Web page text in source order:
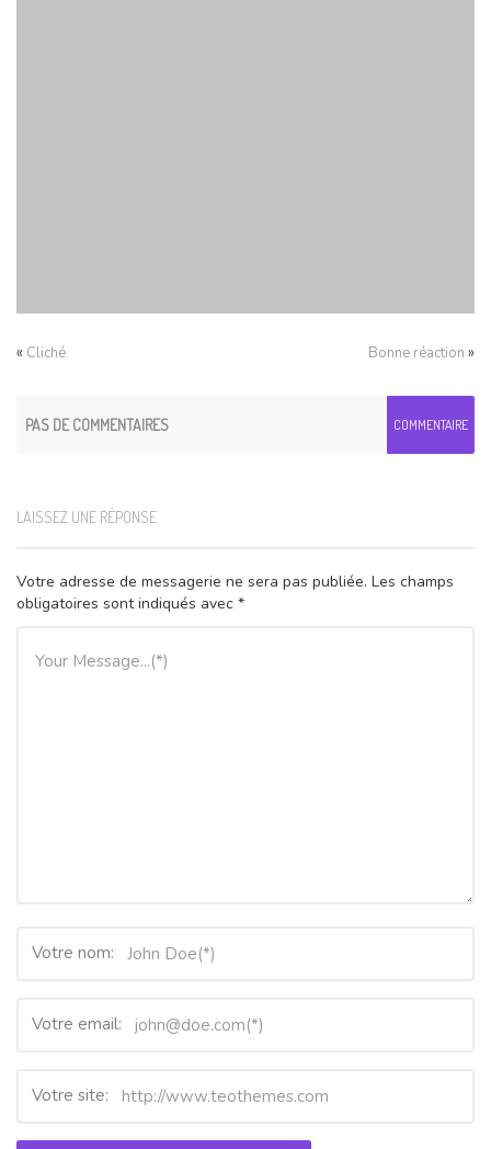
« Cliché Bonne réaction »
COMMENTAIRE
PAS DE COMMENTAIRES
LAISSEZ UNE RÉPONSE
Votre adresse de messagerie ne sera pas publiée. Les champs
obligatoires sont indiqués avec *
Votre nom:
Votre email:
Votre site: